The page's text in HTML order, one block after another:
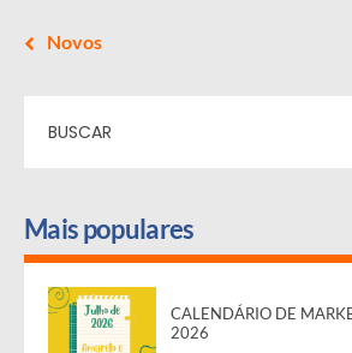
Novos
Mais populares
CALENDÁRIO DE
2026